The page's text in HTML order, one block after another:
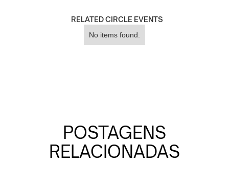
RELATED CIRCLE EVENTS
No items found.
POSTAGENS
RELACIONADAS